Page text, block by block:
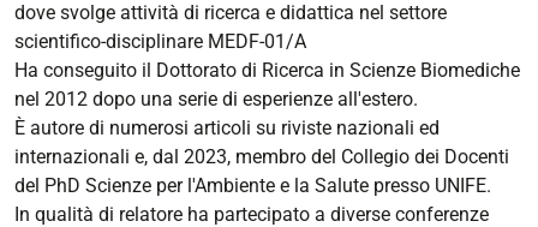
dove svolge attività di ricerca e didattica nel settore
scientifico-disciplinare MEDF-01/A
Ha conseguito il Dottorato di Ricerca in Scienze Biomediche
nel 2012 dopo una serie di esperienze all'estero.
È autore di numerosi articoli su riviste nazionali ed
internazionali e, dal 2023, membro del Collegio dei Docenti
del PhD Scienze per l'Ambiente e la Salute presso UNIFE.
In qualità di relatore ha partecipato a diverse conferenze